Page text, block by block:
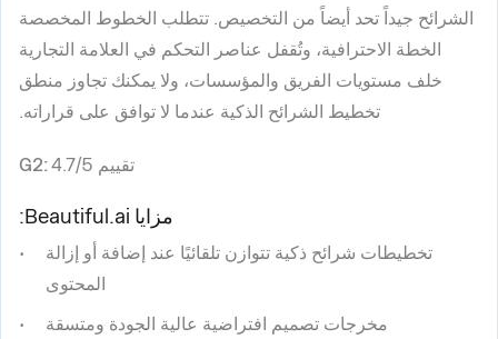
الشرائح جيداً تحد أيضاً من التخصيص. تتطلب الخطوط المخصصة
الخطة الاحترافية، وتُقفل عناصر التحكم في العلامة التجارية
خلف مستويات الفريق والمؤسسات، ولا يمكنك تجاوز منطق
تخطيط الشرائح الذكية عندما لا توافق على قراراته.
تقييم G2: 4.7/5
مزايا Beautiful.ai:
تخطيطات شرائح ذكية تتوازن تلقائيًا عند إضافة أو إزالة
المحتوى
مخرجات تصميم افتراضية عالية الجودة ومتسقة